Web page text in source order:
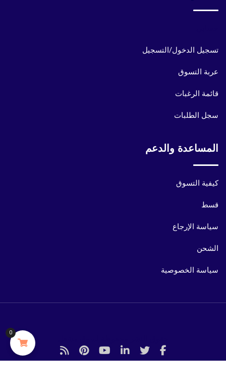
تسجيل الدخول/التسجيل
عربة التسوق
قائمة الرغبات
سجل الطلبات
المساعدة والدعم
كيفية التسوق
قسط
سياسة الإرجاع
الشحن
سياسة الخصوصية
0